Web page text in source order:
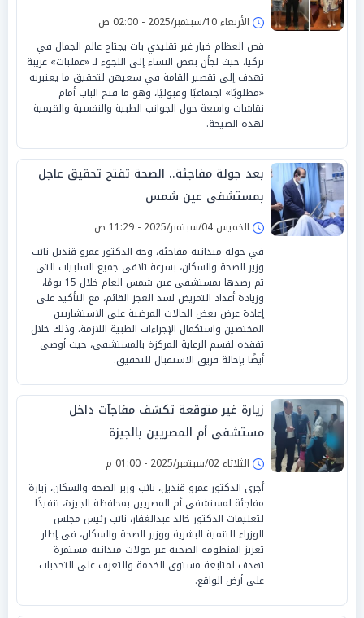
الأربعاء 10/سبتمبر/2025 - 02:00 ص
قص العظام خيار غير تقليدي بات يجتاح عالم الجمال في
تركيا، حيث لجأن بعض النساء إلى اللجوء لـ «عمليات» غريبة
تهدف إلى تقصير القامة في سعيهن لتحقيق ما يعتبرنه
«مطلوبًا» اجتماعيًا وقبوليًا، وهو ما فتح الباب أمام
نقاشات واسعة حول الجوانب الطبية والنفسية والقيمية
لهذه الصيحة.
بعد جولة مفاجئة.. الصحة تفتح تحقيق عاجل
بمستشفى عين شمس
الخميس 04/سبتمبر/2025 - 11:29 ص
في جولة ميدانية مفاجئة، وجه الدكتور عمرو قنديل نائب
وزير الصحة والسكان، بسرعة تلافي جميع السلبيات التي
تم رصدها بمستشفى عين شمس العام خلال 15 يومًا،
وزيادة أعداد التمريض لسد العجز القائم، مع التأكيد على
إعادة عرض بعض الحالات المرضية على الاستشاريين
المختصين واستكمال الإجراءات الطبية اللازمة، وذلك خلال
تفقده لقسم الرعاية المركزة بالمستشفى، حيث أوصى
أيضًا بإحالة فريق الاستقبال للتحقيق.
زيارة غير متوقعة تكشف مفاجآت داخل
مستشفى أم المصريين بالجيزة
الثلاثاء 02/سبتمبر/2025 - 01:00 م
أجرى الدكتور عمرو قنديل، نائب وزير الصحة والسكان، زيارة
مفاجئة لمستشفى أم المصريين بمحافظة الجيزة، تنفيذًا
لتعليمات الدكتور خالد عبدالغفار، نائب رئيس مجلس
الوزراء للتنمية البشرية ووزير الصحة والسكان، في إطار
تعزيز المنظومة الصحية عبر جولات ميدانية مستمرة
تهدف لمتابعة مستوى الخدمة والتعرف على التحديات
على أرض الواقع.